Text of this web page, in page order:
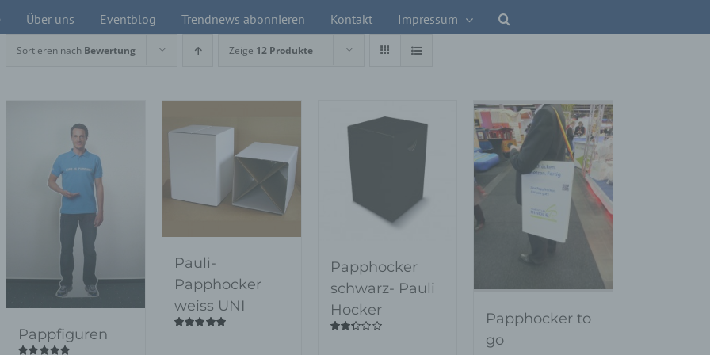
Über uns Eventblog Trendnews abonnieren Kontakt Impressum
Sortieren nach Bewertung Zeige 12 Produkte
Pappfiguren
Pauli-
Papphocker
weiss UNI
Papphocker
schwarz- Pauli
Hocker
Papphocker to
go